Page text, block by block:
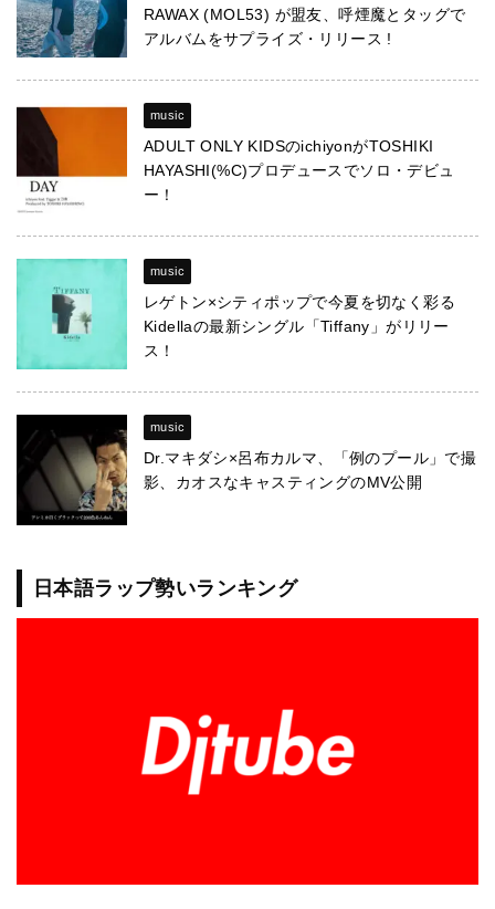
RAWAX (MOL53) が盟友、呼煙魔とタッグで
アルバムをサプライズ・リリース !
music
ADULT ONLY KIDSのichiyonがTOSHIKI
HAYASHI(%C)プロデュースでソロ・デビュ
ー！
music
レゲトン×シティポップで今夏を切なく彩る
Kidellaの最新シングル「Tiffany」がリリー
ス！
music
Dr.マキダシ×呂布カルマ、「例のプール」で撮
影、カオスなキャスティングのMV公開
日本語ラップ勢いランキング